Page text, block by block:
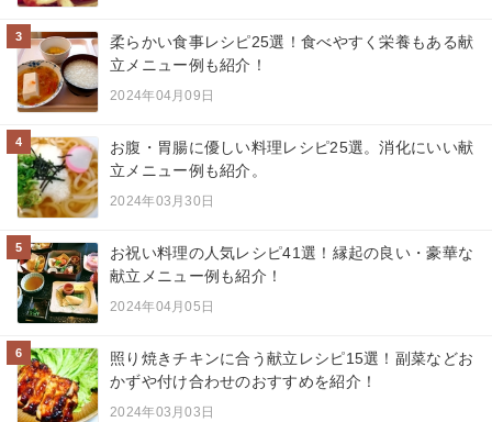
3
柔らかい食事レシピ25選！食べやすく栄養もある献
立メニュー例も紹介！
2024年04月09日
4
お腹・胃腸に優しい料理レシピ25選。消化にいい献
立メニュー例も紹介。
2024年03月30日
5
お祝い料理の人気レシピ41選！縁起の良い・豪華な
献立メニュー例も紹介！
2024年04月05日
6
照り焼きチキンに合う献立レシピ15選！副菜などお
かずや付け合わせのおすすめを紹介！
2024年03月03日